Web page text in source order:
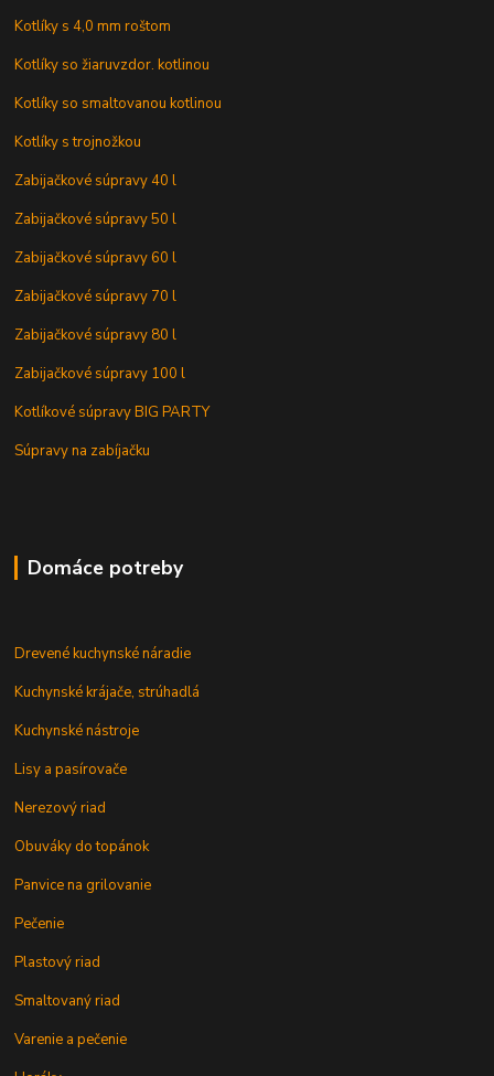
Kotlíky s 4,0 mm roštom
Kotlíky so žiaruvzdor. kotlinou
Kotlíky so smaltovanou kotlinou
Kotlíky s trojnožkou
Zabijačkové súpravy 40 l
Zabijačkové súpravy 50 l
Zabijačkové súpravy 60 l
Zabijačkové súpravy 70 l
Zabijačkové súpravy 80 l
Zabijačkové súpravy 100 l
Kotlíkové súpravy BIG PARTY
Súpravy na zabíjačku
Domáce potreby
Drevené kuchynské náradie
Kuchynské krájače, strúhadlá
Kuchynské nástroje
Lisy a pasírovače
Nerezový riad
Obuváky do topánok
Panvice na grilovanie
Pečenie
Plastový riad
Smaltovaný riad
Varenie a pečenie